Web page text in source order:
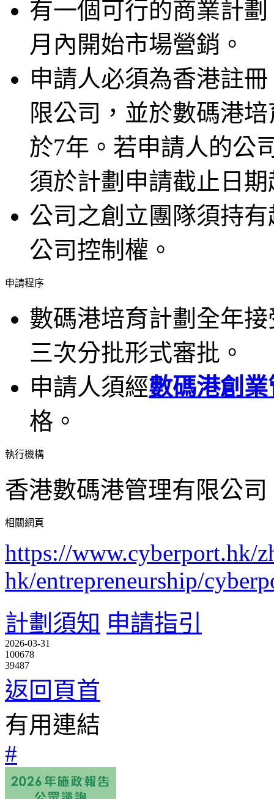
有一個可行的商業計
月內開始市場營銷。
申請人必須為香港註
限公司，並於數碼港
於7年。若申請人的公
須於計劃申請截止日
公司之創立團隊須持
公司控制權。
申請程序
數碼港培育計劃全年
三次分批形式審批。
申請人須經數碼港創
格。
執行機構
香港數碼港管理有限公司
相關網頁
https://www.cyberport.hk/
hk/entrepreneurship/
計劃須知 申請指引
2026-03-31
100678
39487
返回頁首
有用連結
#